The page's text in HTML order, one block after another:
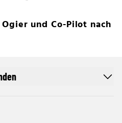
und Co-Pilot nach